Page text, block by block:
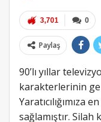
0
3,701
Paylaş
90’lı yıllar
karakterlerinin
Yaratıcılığımıza
sağlamıştır. Silah